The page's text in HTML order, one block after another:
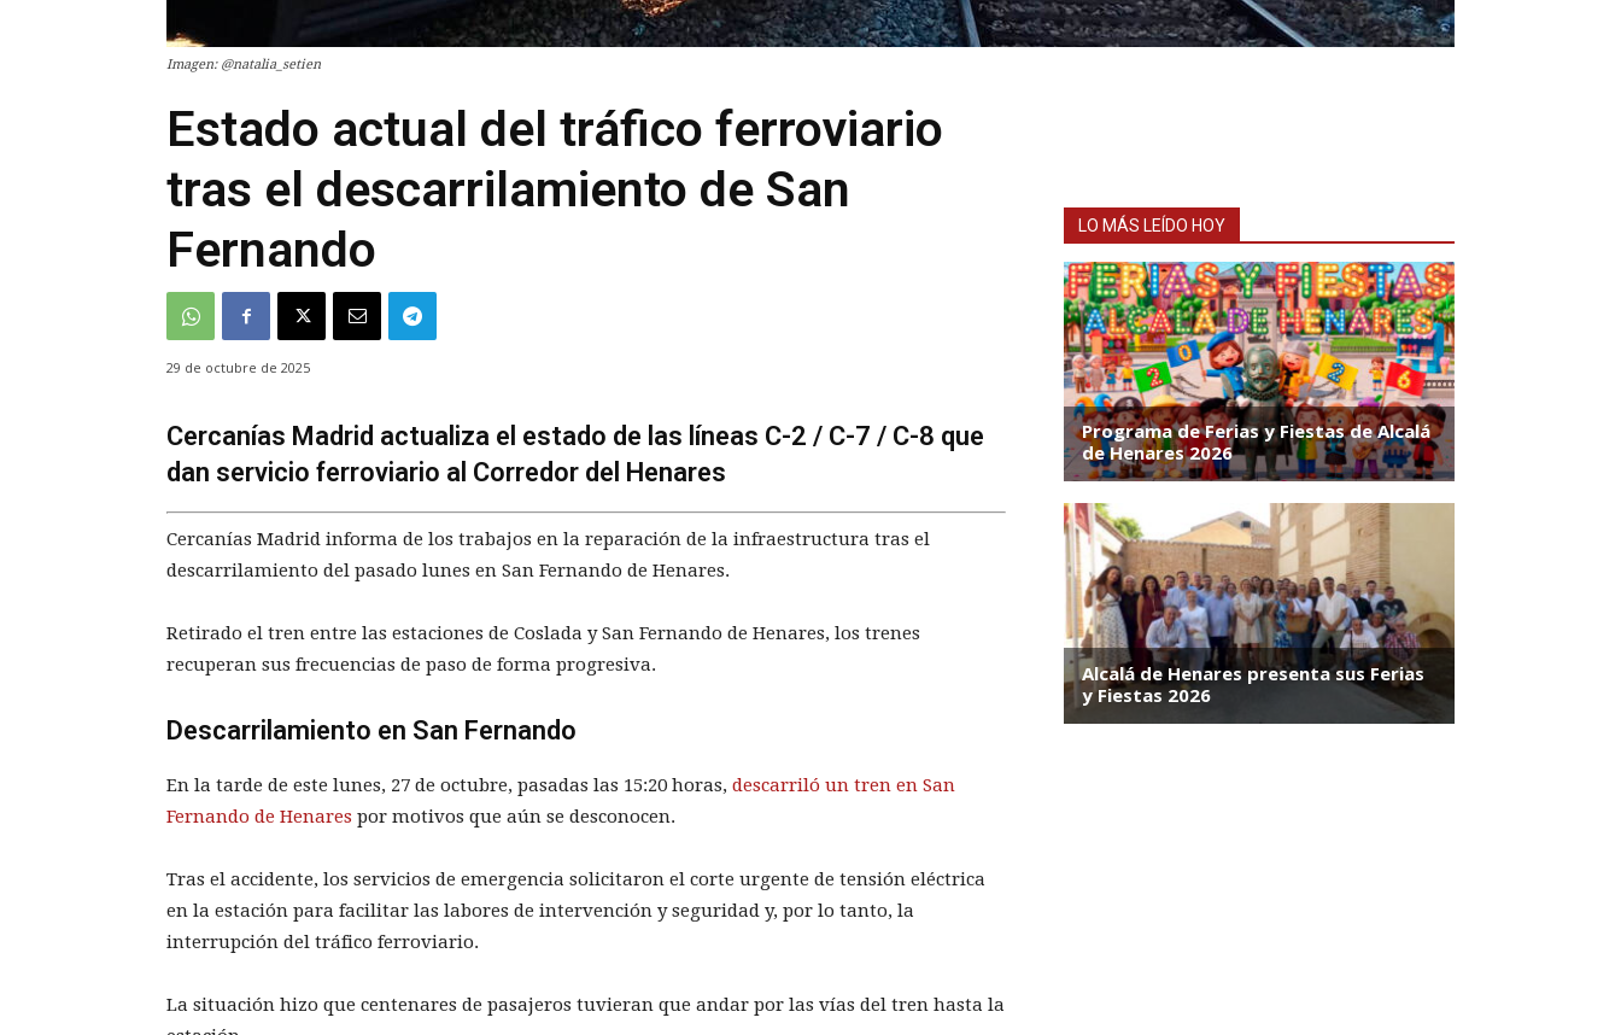
Imagen: @natalia_setien
Estado actual del tráfico ferroviario
tras el descarrilamiento de San
Fernando
29 de octubre de 2025
Cercanías Madrid actualiza el estado de las líneas C-2 / C-7 / C-8 que
dan servicio ferroviario al Corredor del Henares
Cercanías Madrid informa de los trabajos en la reparación de la infraestructura tras el
descarrilamiento del pasado lunes en San Fernando de Henares.
Retirado el tren entre las estaciones de Coslada y San Fernando de Henares, los trenes
recuperan sus frecuencias de paso de forma progresiva.
Descarrilamiento en San Fernando
En la tarde de este lunes, 27 de octubre, pasadas las 15:20 horas, descarriló un tren en San
Fernando de Henares por motivos que aún se desconocen.
Tras el accidente, los servicios de emergencia solicitaron el corte urgente de tensión eléctrica
en la estación para facilitar las labores de intervención y seguridad y, por lo tanto, la
interrupción del tráfico ferroviario.
La situación hizo que centenares de pasajeros tuvieran que andar por las vías del tren hasta la
LO MÁS LEÍDO HOY